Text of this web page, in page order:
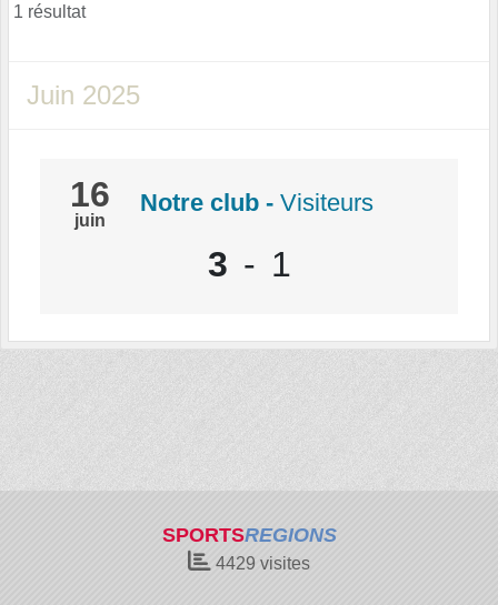
1 résultat
Juin 2025
16
juin
Notre club - Visiteurs
3 - 1
SPORTSREGIONS
4429 visites